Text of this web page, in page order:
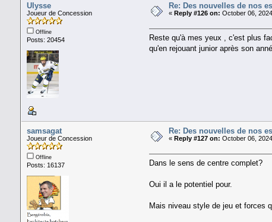
Ulysse
Joueur de Concession
Offline
Posts: 20454
Re: Des nouvelles de nos
« Reply #126 on: October 06,
Reste qu'à mes yeux , c'est plus
qu'en rejouant junior après son
samsagat
Joueur de Concession
Offline
Posts: 16137
Re: Des nouvelles de nos
« Reply #127 on: October 06,
Dans le sens de centre complet?
Oui il a le potentiel pour.
Mais niveau style de jeu et forces